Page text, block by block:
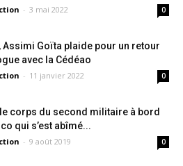
- 3 mai 2022 0
Assimi Goïta plaide pour un retour
avec la Cédéao
- 11 janvier 2022 0
le corps du second militaire à bord
qui s’est abîmé...
- 9 août 2019 0